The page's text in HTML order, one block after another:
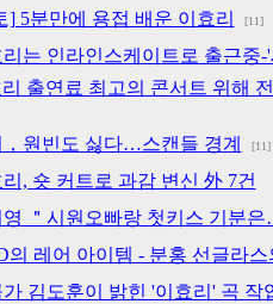
] 5분만에 용접 배운 이효리 [11]
는 인라인스케이트로 출근중-
출연료 최고의 콘서트 위해
원빈도 싫다…스캔들 경계 [11]
, 숏 커트로 과감 변신 外 7건
영 ＂시원오빠랑 첫키스 기분
의 레어 아이템 - 분홍 선글라
김도훈이 밝힌 '이효리' 곡 작